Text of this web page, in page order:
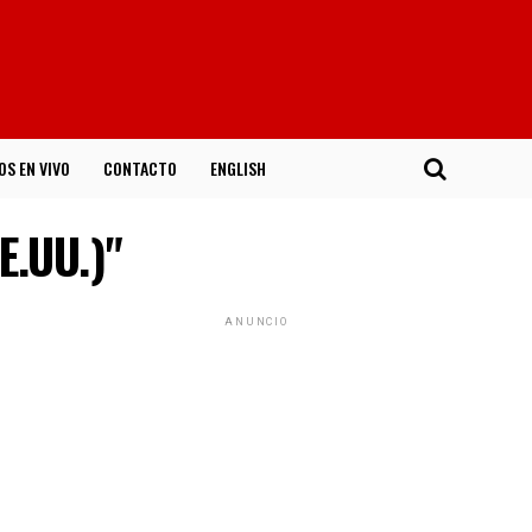
EN VIVO CONTACTO ENGLISH
ANUNCIO